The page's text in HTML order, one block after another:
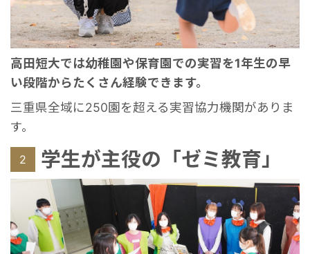
高田短大では幼稚園や保育園での実習を1年生の早
い段階からたくさん経験できます。
三重県全域に250園を超える実習協力機関がありま
す。
2 学生が主役の「ゼミ教育」